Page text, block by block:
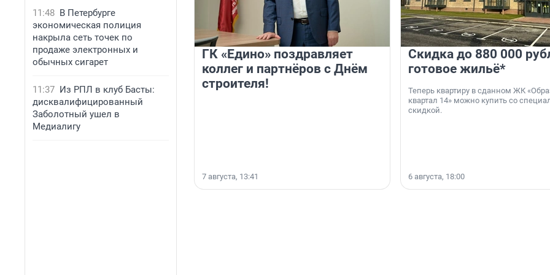
11:48 В Петербурге
экономическая полиция
накрыла сеть точек по
продаже электронных и
обычных сигарет
11:37 Из РПЛ в клуб Басты:
дисквалифицированный
Заболотный ушел в
Медиалигу
ГК «Едино» поздравляет
коллег и партнёров с Днём
строителя!
7 августа, 13:41
Скидка до 880 000
готовое жильё*
Теперь квартиру в сданном ЖК
квартал 14» можно купить со
скидкой.
6 августа, 18:00